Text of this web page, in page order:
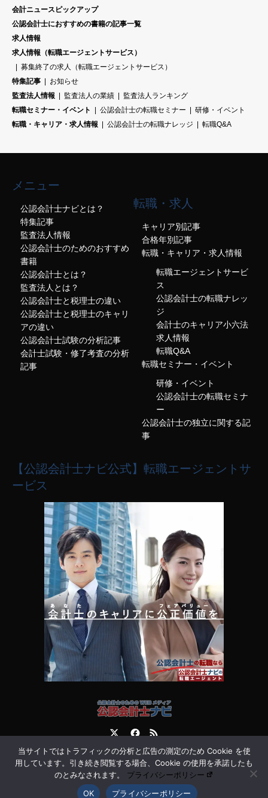
会計ニュースピックアップ
公認会計士におすすめの書籍の記事一覧
求人情報
求人情報（転職エージェントサービス）
募集終了の求人（転職エージェントサービス）
特集記事
お知らせ
監査法人情報
監査法人の業績
監査法人ランキング
転職セミナー・イベント
公認会計士の転職セミナー
研修・イベント
転職・キャリア・求人情報
公認会計士の転職ナレッジ 転職Q&A
メニュー
公認会計士ナビとは？
特集記事
監査法人情報
公認会計士のためのおすすめ
書籍
公認会計士とは？
監査法人とは？
公認会計士と税理士の違い
公認会計士と税理士のキャリ
アの違い
公認会計士試験の分析記事
会計士試験・修了考査の分析
記事
転職・求人
キャリア別記事
合格年別記事
転職・キャリア・求人情報
転職エージェントサービ
ス
公認会計士の転職ナレッ
ジ
会計士のキャリア小六法
求人情報
転職Q&A
転職セミナー・イベント
研修・イベント
公認会計士の転職セミナ
ー
公認会計士の独立に関する記
事
【公認会計士ナビ公式】転職エージェントサ
ービス
運営会社 お問合せ
公認会計士ナビ 会計士・監査法人専門WEBメディア. All Rights Reserved.
当サイトではトラフィックの分析と広告の測定のため Cookie を使
用しています。引き続き閲覧する場合、Cookie の使用を承諾したも
のとみなされます。 プライバシーポリシー
OK
プライバシーポリシー